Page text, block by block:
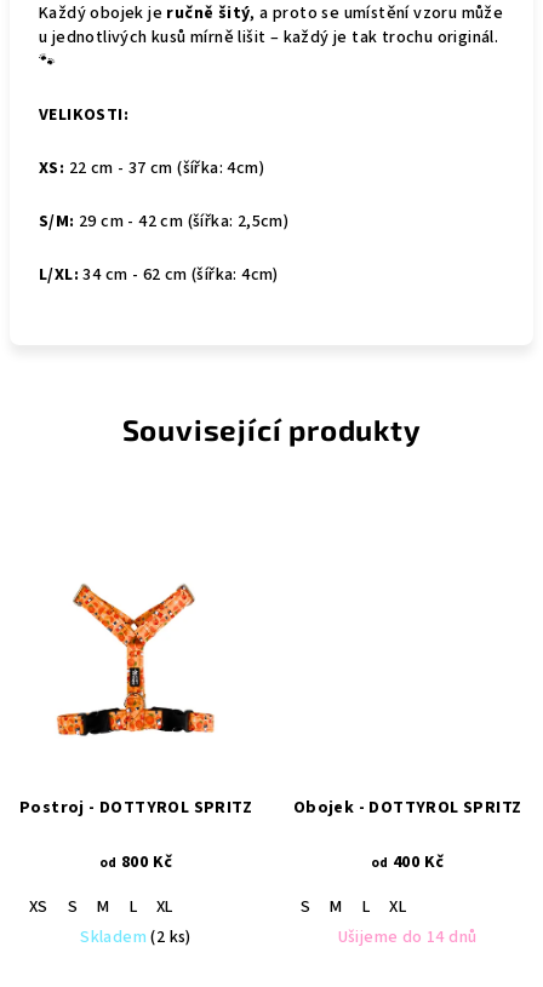
Každý obojek je ručně šitý, a proto se umístění vzoru může
u jednotlivých kusů mírně lišit – každý je tak trochu originál.
🐾
VELIKOSTI:
XS: 22 cm - 37 cm (šířka: 4cm)
S/M: 29 cm - 42 cm (šířka: 2,5cm)
L/XL: 34 cm - 62 cm (šířka: 4cm)
Související produkty
Postroj - DOTTYROL SPRITZ
od 800 Kč
XS
S M L
XL
Skladem(2 ks)
Obojek - DOTTYROL SPRITZ
od 400 Kč
S
M L
XL
Ušijeme do 14 dnů